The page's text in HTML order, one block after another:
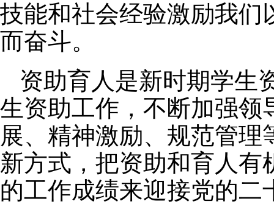
技能和社会经验激励我们
而奋斗。
资助育人是新时期学生
生资助工作，不断加强领
展、精神激励、规范管理
新方式，把资助和育人
的工作成绩来迎接党的